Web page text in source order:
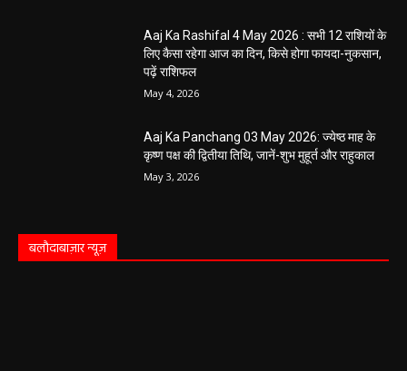
Aaj Ka Rashifal 4 May 2026 : सभी 12 राशियों के
लिए कैसा रहेगा आज का दिन, किसे होगा फायदा-नुकसान,
पढ़ें राशिफल
May 4, 2026
Aaj Ka Panchang 03 May 2026: ज्येष्ठ माह के
कृष्ण पक्ष की द्वितीया तिथि, जानें-शुभ मुहूर्त और राहुकाल
May 3, 2026
बलौदाबाज़ार न्यूज़